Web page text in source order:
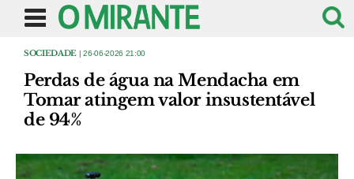
SOCIEDADE | 26-06-2026 21:00
Perdas de água na Mendacha em
Tomar atingem valor insustentável
de 94%